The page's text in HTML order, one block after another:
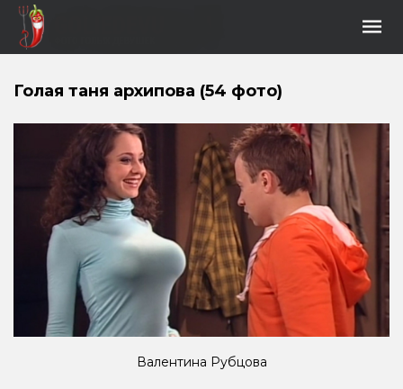
Голая таня архипова (54 фото)
Валентина Рубцова